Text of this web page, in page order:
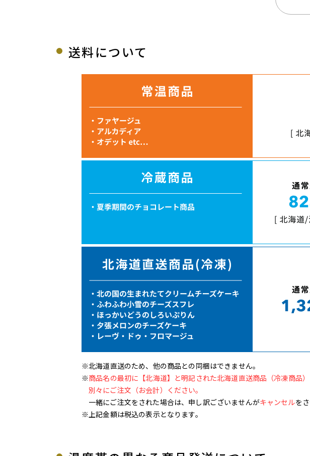
送料について
※北海道直送のため、他の商品との同梱はできません。
※商品名の最初に【北海道】と明記された北海道直送商品（冷凍商品
別々にご注文（お会計）ください。
一緒にご注文をされた場合は、申し訳ございませんがキャンセルを
※上記金額は税込の表示となります。